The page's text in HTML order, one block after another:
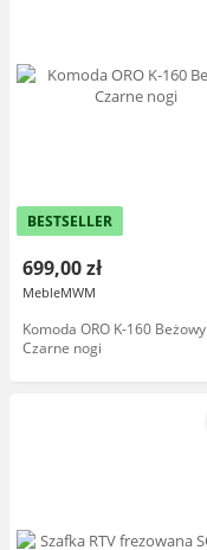
BESTSELLER
699,00 zł
MebleMWM
Komoda ORO K-160 Beżowy
Czarne nogi